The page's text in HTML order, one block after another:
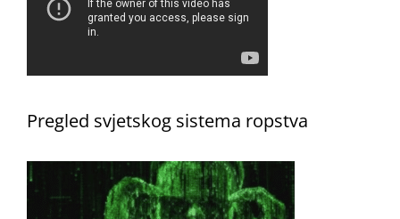
Pregled svjetskog sistema ropstva